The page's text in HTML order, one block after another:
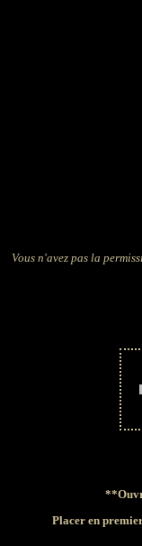
Vous n'avez pas la
Placer en